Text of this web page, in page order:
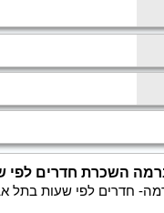
השכרת חדרים לפי
חדרים לפי שעות בתל